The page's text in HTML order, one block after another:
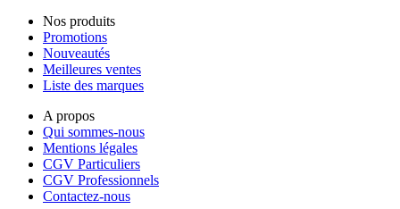
Nos produits
Promotions
Nouveautés
Meilleures ventes
Liste des marques
A propos
Qui sommes-nous
Mentions légales
CGV Particuliers
CGV Professionnels
Contactez-nous